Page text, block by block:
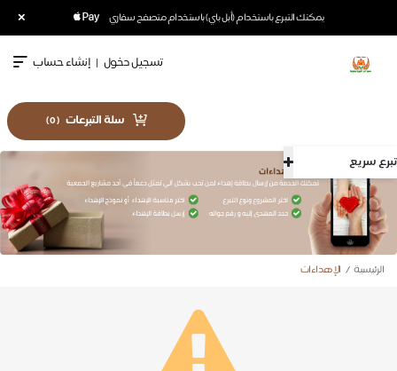
يمكنك التبرع باستخدام (أبل باي) باستخدام متصفح سفاري ×
تبرع سريع
تسجيل دخول | إنشاء حساب
سلة التبرعات (
0
)
الرئيسية الإهداءات